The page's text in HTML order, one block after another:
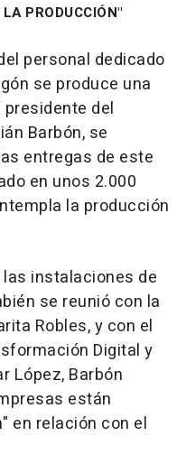
PRODUCCIÓN"
personal dedicado
se produce una
del
Barbón, se
entregas de este
en unos 2.000
la producción
instalaciones de
se reunió con la
Robles, y con el
Digital y
López, Barbón
están
en relación con el